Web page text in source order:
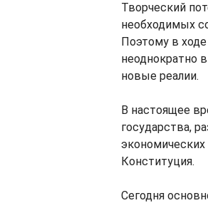
Творческий
необходимых
Поэтому в
неоднократно
новые реалии.
В настоящее
государства,
Конституция.
Сегодня